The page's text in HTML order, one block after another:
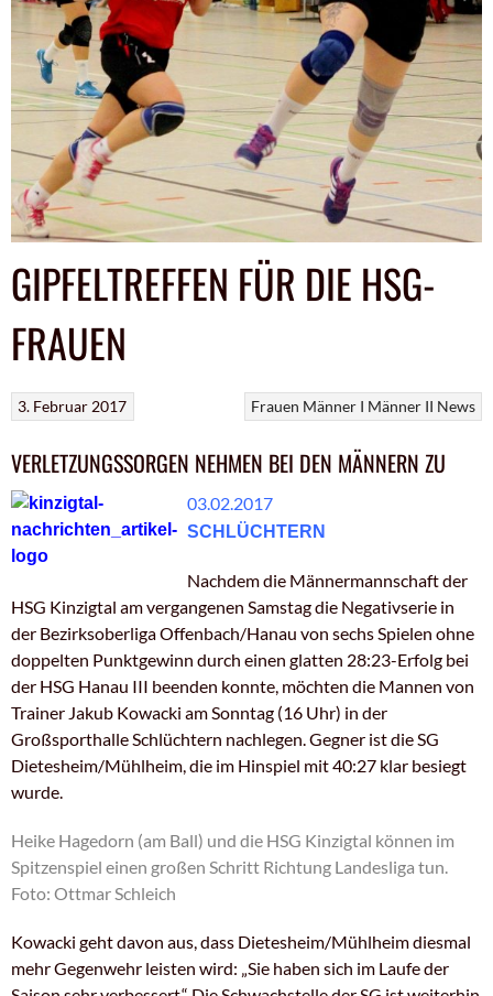
GIPFELTREFFEN FÜR DIE HSG-
FRAUEN
Frauen Männer I Männer II News
3. Februar 2017
VERLETZUNGSSORGEN NEHMEN BEI DEN MÄNNERN ZU
03.02.2017
SCHLÜCHTERN
Nachdem die Männermannschaft der
HSG Kinzigtal am vergangenen Samstag die Negativserie in
der Bezirksoberliga Offenbach/Hanau von sechs Spielen ohne
doppelten Punktgewinn durch einen glatten 28:23-Erfolg bei
der HSG Hanau III beenden konnte, möchten die Mannen von
Trainer Jakub Kowacki am Sonntag (16 Uhr) in der
Großsporthalle Schlüchtern nachlegen. Gegner ist die SG
Dietesheim/Mühlheim, die im Hinspiel mit 40:27 klar besiegt
wurde.
Heike Hagedorn (am Ball) und die HSG Kinzigtal können im
Spitzenspiel einen großen Schritt Richtung Landesliga tun.
Foto: Ottmar Schleich
Kowacki geht davon aus, dass Dietesheim/Mühlheim diesmal
mehr Gegenwehr leisten wird: „Sie haben sich im Laufe der